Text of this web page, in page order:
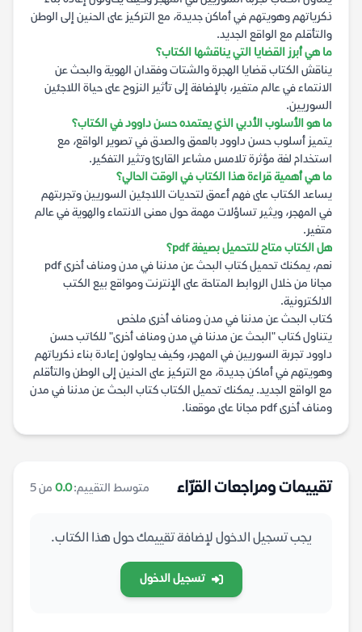
ذكرياتهم وهويتهم في أماكن جديدة، مع التركيز على الحنين إلى الوطن
والتأقلم مع الواقع الجديد.
ما هي أبرز القضايا التي يناقشها الكتاب؟
يناقش الكتاب قضايا الهجرة والشتات وفقدان الهوية والبحث عن
الانتماء في عالم متغير، بالإضافة إلى تأثير النزوح على حياة اللاجئين
السوريين.
ما هو الأسلوب الأدبي الذي يعتمده حسن داوود في الكتاب؟
يتميز أسلوب حسن داوود بالعمق والصدق في تصوير الواقع، مع
استخدام لغة مؤثرة تلامس مشاعر القارئ وتثير التفكير.
ما هي أهمية قراءة هذا الكتاب في الوقت الحالي؟
يساعد الكتاب على فهم أعمق لتحديات اللاجئين السوريين وتجربتهم
في المهجر، ويثير تساؤلات مهمة حول معنى الانتماء والهوية في عالم
متغير.
هل الكتاب متاح للتحميل بصيغة pdf؟
نعم، يمكنك تحميل كتاب البحث عن مدننا في مدن ومناف أخرى pdf
مجانا من خلال الروابط المتاحة على الإنترنت ومواقع بيع الكتب
الالكترونية.
كتاب البحث عن مدننا في مدن ومناف أخرى ملخص
يتناول كتاب "البحث عن مدننا في مدن ومناف أخرى" للكاتب حسن
داوود تجربة السوريين في المهجر، وكيف يحاولون إعادة بناء ذكرياتهم
وهويتهم في أماكن جديدة، مع التركيز على الحنين إلى الوطن والتأقلم
مع الواقع الجديد. يمكنك تحميل الكتاب كتاب البحث عن مدننا في مدن
ومناف أخرى pdf مجانا على موقعنا.
تقييمات ومراجعات القرّاء متوسط التقييم:0.0 من 5
يجب تسجيل الدخول لإضافة تقييمك حول هذا الكتاب.
تسجيل الدخول